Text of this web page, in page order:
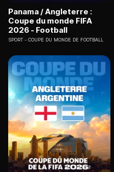
Panama / Angleterre :
Coupe du monde FIFA
2026 - Football
SPORT COUPE DU MONDE DE FOOTBALL